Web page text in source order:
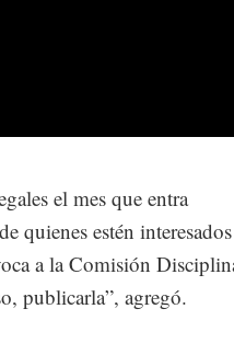
el mes que entra
quienes estén
a la Comisión
publicarla”, agregó.